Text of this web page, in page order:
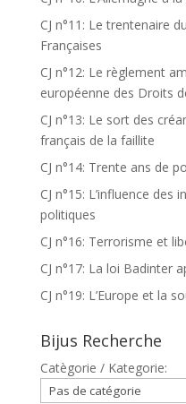
CJ n°11: Le trentenaire
Françaises
CJ n°12: Le règlement
européenne des Droits
CJ n°13: Le sort des
français de la faillite
CJ n°14: Trente ans de
CJ n°15: L’influence
politiques
CJ n°16: Terrorisme et
CJ n°17: La loi Badinter
CJ n°19: L’Europe et la
Bijus Recherche
Catègorie / Kategorie: